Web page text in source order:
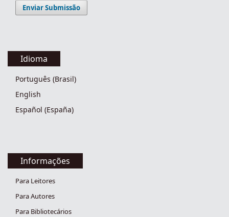
Enviar Submissão
Idioma
Português (Brasil)
English
Español (España)
Informações
Para Leitores
Para Autores
Para Bibliotecários